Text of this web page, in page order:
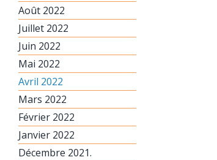
Août 2022
Juillet 2022
Juin 2022
Mai 2022
Avril 2022
Mars 2022
Février 2022
Janvier 2022
Décembre 2021.